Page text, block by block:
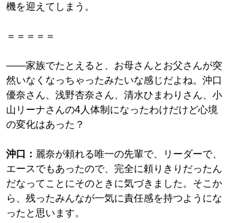
機を迎えてしまう。
＝＝＝＝＝
――家族でたとえると、お母さんとお父さんが突
然いなくなっちゃったみたいな感じだよね。沖口
優奈さん、浅野杏奈さん、清水ひまわりさん、小
山リーナさんの4人体制になったわけだけど心境
の変化はあった？
沖口： 麗奈が頼れる唯一の先輩で、リーダーで、
エースでもあったので、完全に頼りきりだったん
だなってことにそのときに気づきました。そこか
ら、残ったみんなが一気に責任感を持つようにな
ったと思います。